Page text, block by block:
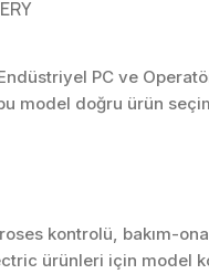
PC ve
model doğru ürün
kontrolü, bakım-
ürünleri için model